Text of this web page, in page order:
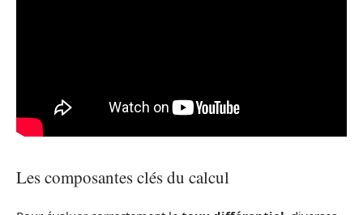
Les composantes clés du calcul